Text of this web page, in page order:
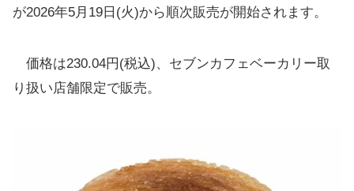
が2026年5月19日(火)から順次販売が開始されます。
価格は230.04円(税込)、セブンカフェベーカリー取
り扱い店舗限定で販売。